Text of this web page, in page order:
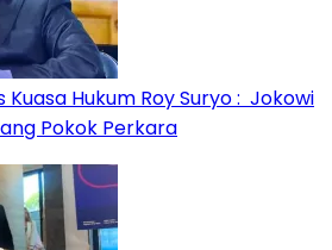
Kuasa Hukum Roy Suryo : Jokowi
Pokok Perkara